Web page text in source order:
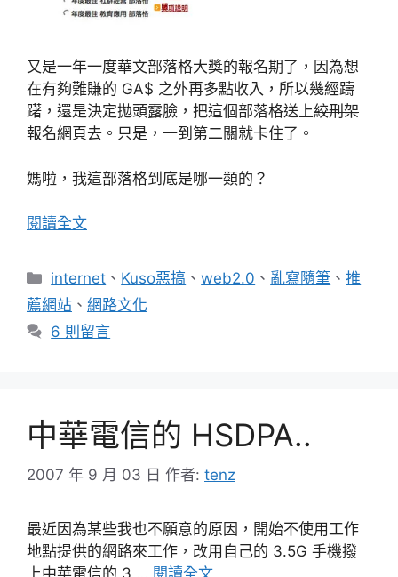
又是一年一度華文部落格大獎的報名期了，因為想
在有夠難賺的 GA$ 之外再多點收入，所以幾經躊
躇，還是決定拋頭露臉，把這個部落格送上絞刑架
報名網頁去。只是，一到第二關就卡住了。
媽啦，我這部落格到底是哪一類的？
閱讀全文
分
類
internet 、 Kuso惡搞 、web2.0 、 亂寫隨筆 、推
薦網站 、 網路文化
6 則留言
中華電信的 HSDPA..
2007 年 9 月 03 日 作者: tenz
最近因為某些我也不願意的原因，開始不使用工作
地點提供的網路來工作，改用自己的 3.5G 手機撥
上中華電信的 3 … 閱讀全文